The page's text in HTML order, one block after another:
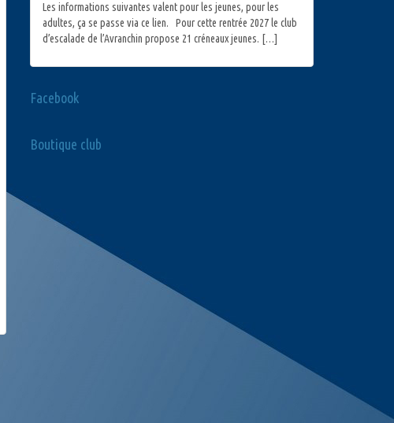
Les informations suivantes valent pour les jeunes, pour les
adultes, ça se passe via ce lien. Pour cette rentrée 2027 le club
d’escalade de l’Avranchin propose 21 créneaux jeunes. […]
Facebook
Boutique club